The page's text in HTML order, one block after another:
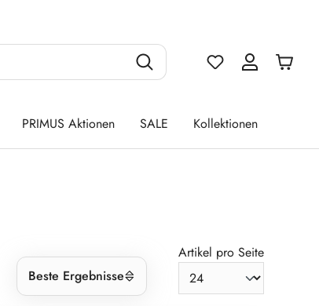
Du hast 0
PRIMUS Aktionen SALE Kollektionen
Beste Ergebnisse
Artikel pro Seite